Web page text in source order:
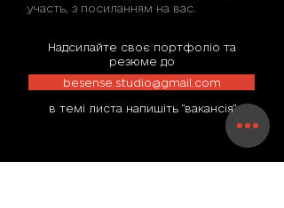
участь, з посиланням на вас.
Надсилайте своє портфоліо та
резюме до
besense.studio@gmail.com
в темі листа напишіть "вакансія"